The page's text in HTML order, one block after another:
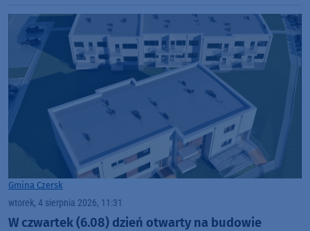
Gmina Czersk
wtorek, 4 sierpnia 2026, 11:31
W czwartek (6.08) dzień otwarty na budowie